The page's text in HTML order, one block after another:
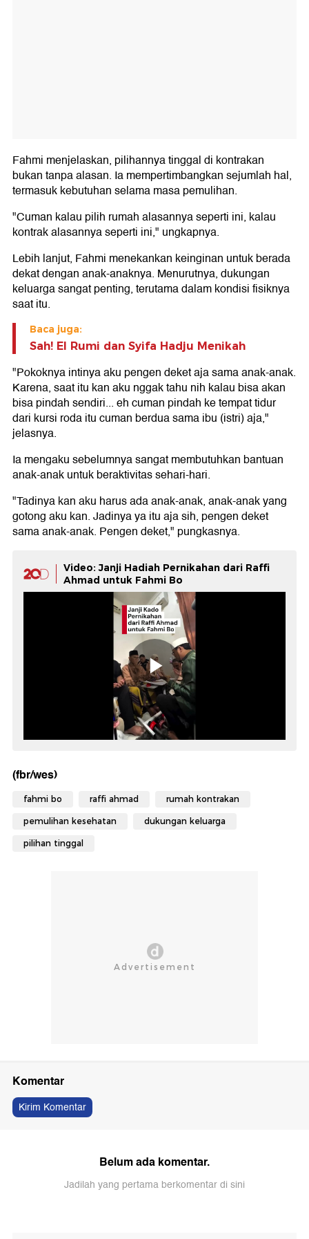
Fahmi menjelaskan, pilihannya tinggal di kontrakan
bukan tanpa alasan. Ia mempertimbangkan sejumlah hal,
termasuk kebutuhan selama masa pemulihan.
"Cuman kalau pilih rumah alasannya seperti ini, kalau
kontrak alasannya seperti ini," ungkapnya.
Lebih lanjut, Fahmi menekankan keinginan untuk berada
dekat dengan anak-anaknya. Menurutnya, dukungan
keluarga sangat penting, terutama dalam kondisi fisiknya
saat itu.
Baca juga:
Sah! El Rumi dan Syifa Hadju Menikah
"Pokoknya intinya aku pengen deket aja sama anak-anak.
Karena, saat itu kan aku nggak tahu nih kalau bisa akan
bisa pindah sendiri... eh cuman pindah ke tempat tidur
dari kursi roda itu cuman berdua sama ibu (istri) aja,"
jelasnya.
Ia mengaku sebelumnya sangat membutuhkan bantuan
anak-anak untuk beraktivitas sehari-hari.
"Tadinya kan aku harus ada anak-anak, anak-anak yang
gotong aku kan. Jadinya ya itu aja sih, pengen deket
sama anak-anak. Pengen deket," pungkasnya.
Video: Janji Hadiah Pernikahan dari Raffi
Ahmad untuk Fahmi Bo
(fbr/wes)
fahmi bo raffi ahmad rumah kontrakan
pemulihan kesehatan dukungan keluarga
pilihan tinggal
Komentar
Kirim Komentar
Belum ada komentar.
Jadilah yang pertama berkomentar di sini